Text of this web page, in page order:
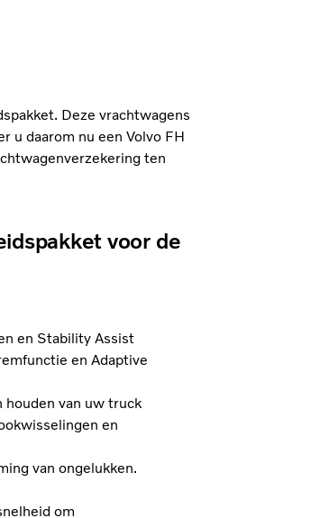
Deze vrachtwagens
u daarom nu een Volvo FH
ten
voor de
en Stability Assist
en Adaptive
houden van uw truck
en
van ongelukken.
om